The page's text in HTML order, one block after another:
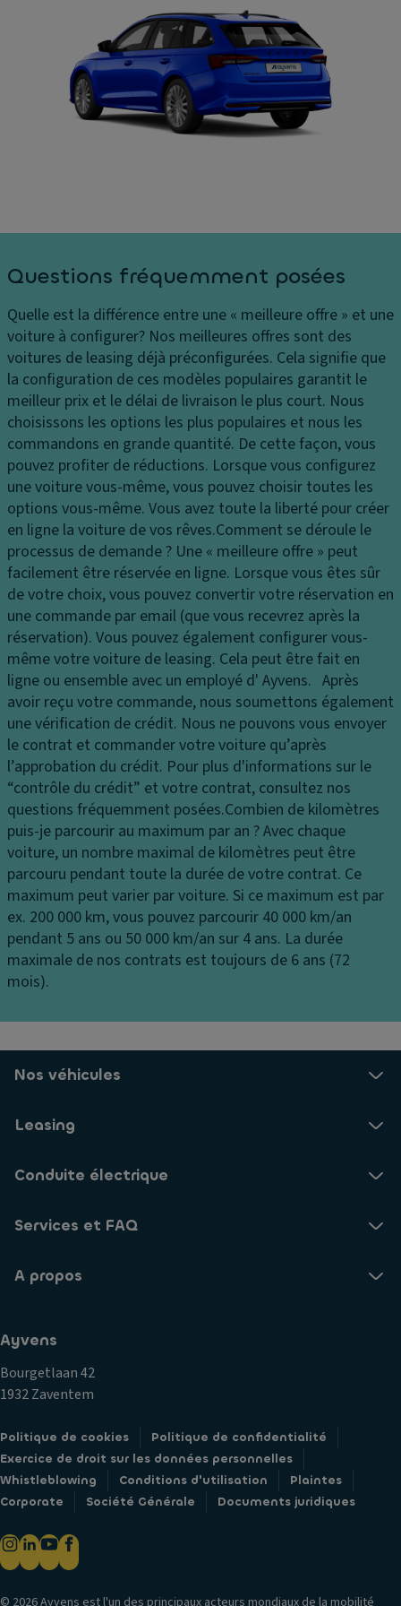
o
tr
ôl
e
d
e
s
p
h
ar
e
s
E
cl
ai
ra
g
e
la
t
ér
al
F
e
u
x
d
e
jo
ur
ai
rb
g
s
ri
a
x
t
u
C
n
d
m
n
a
ti
o
n
c
e
g
a
t
e
ur
d
e
vi
t
e
s
s
e
E
cl
ai
ra
g
e
d'
a
c
c
u
ei
l
M
ir
oi
r
d
e
c
o
t
oi
si
Ai
a
st
ti
n
m
e
t
G
ar
s
s
in
ér
ur
e
s
C
a
p
a
ci
t
é
d
u
c
of
f
re
B
oî
t
e
d
e
vi
t
e
s
s
e
s
Di
ff
e
n
ti
gl
s
m
t
it
é
A
ti
p
a
ti
n
a
g
e
Questions fréquemment posées
Quelle est la différence entre une « meilleure offre » et une
voiture à configurer? Nos meilleures offres sont des
voitures de leasing déjà préconfigurées. Cela signifie que
la configuration de ces modèles populaires garantit le
meilleur prix et le délai de livraison le plus court. Nous
choisissons les options les plus populaires et nous les
commandons en grande quantité. De cette façon, vous
pouvez profiter de réductions. Lorsque vous configurez
une voiture vous-même, vous pouvez choisir toutes les
options vous-même. Vous avez toute la liberté pour créer
en ligne la voiture de vos rêves.Comment se déroule le
processus de demande ? Une « meilleure offre » peut
facilement être réservée en ligne. Lorsque vous êtes sûr
de votre choix, vous pouvez convertir votre réservation en
une commande par email (que vous recevrez après la
réservation). Vous pouvez également configurer vous-
même votre voiture de leasing. Cela peut être fait en
ligne ou ensemble avec un employé d' Ayvens. Après
avoir reçu votre commande, nous soumettons également
une vérification de crédit. Nous ne pouvons vous envoyer
le contrat et commander votre voiture qu’après
l’approbation du crédit. Pour plus d'informations sur le
“contrôle du crédit” et votre contrat, consultez nos
questions fréquemment posées.Combien de kilomètres
puis-je parcourir au maximum par an ?Avec chaque
voiture, un nombre maximal de kilomètres peut être
parcouru pendant toute la durée de votre contrat. Ce
maximum peut varier par voiture. Si ce maximum est par
ex. 200 000 km, vous pouvez parcourir 40 000 km/an
pendant 5 ans ou 50 000 km/an sur 4 ans. La durée
maximale de nos contrats est toujours de 6 ans (72
mois).
Nos véhicules
Leasing
Conduite électrique
Services et FAQ
A propos
Ayvens
Bourgetlaan 42
1932 Zaventem
Politique de cookies
Politique de confidentialité
Exercice de droit sur les données personnelles
Whistleblowing
Conditions d'utilisation
Plaintes
Corporate
Société Générale Documents juridiques